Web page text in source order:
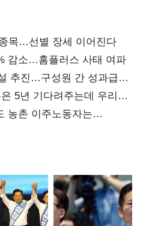
목…선별 장세 이어진다
감소…홈플러스 사태 여파
추진…구성원 간 성과급
5년 기다려주는데 우리는
족한 코스닥 구하기
농촌 이주노동자는